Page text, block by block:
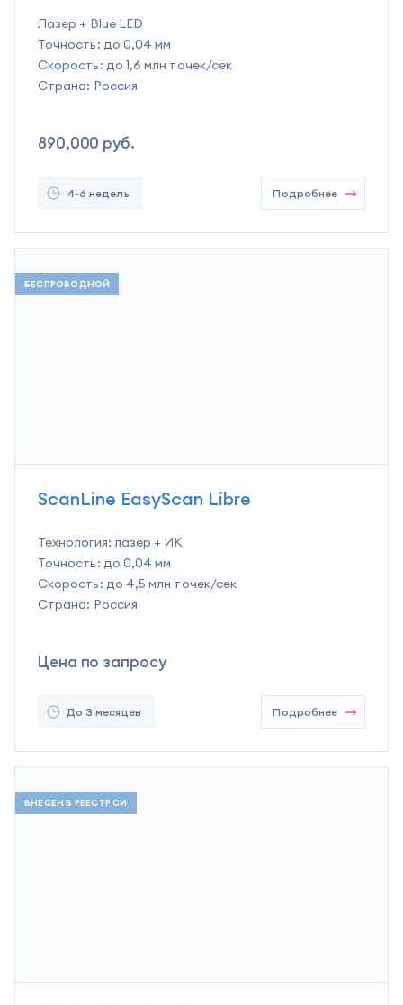
Лазер + Blue LED
Точность: до 0,04 мм
Скорость: до 1,6 млн точек/сек
Страна: Россия
890,000 руб.
4-6 недель Подробнее
БЕСПРОВОДНОЙ
ScanLine EasyScan Libre
Технология: лазер + ИК
Точность: до 0,04 мм
Скорость: до 4,5 млн точек/сек
Страна: Россия
Цена по запросу
До 3 месяцев Подробнее
ВНЕСЕН В РЕЕСТР СИ